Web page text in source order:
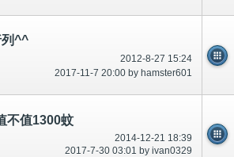
列^^
2012-8-27 15:24
2017-11-7 20:00 by hamster601
不值1300蚊
2014-12-21 18:39
2017-7-30 03:01 by ivan0329